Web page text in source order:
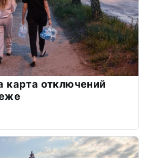
карта отключений